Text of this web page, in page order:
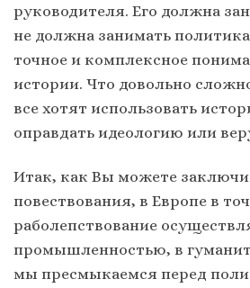
руководителя. Его должна
не должна занимать
точное и комплексное
истории. Что довольно
все хотят использовать
оправдать идеологию или
Итак, как Вы можете
повествования, в Европе в
раболепствование
промышленностью, в
мы пресмыкаемся перед